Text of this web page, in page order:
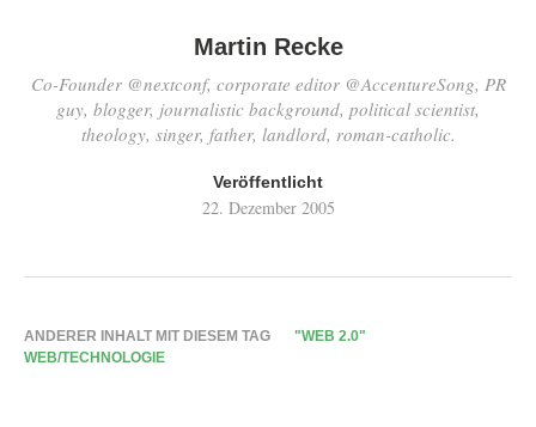
Martin Recke
Co-Founder @nextconf, corporate editor @AccentureSong, PR
guy, blogger, journalistic background, political scientist,
theology, singer, father, landlord, roman-catholic.
Veröffentlicht
22. Dezember 2005
ANDERER INHALT MIT DIESEM TAG
"WEB 2.0"
WEB/TECHNOLOGIE